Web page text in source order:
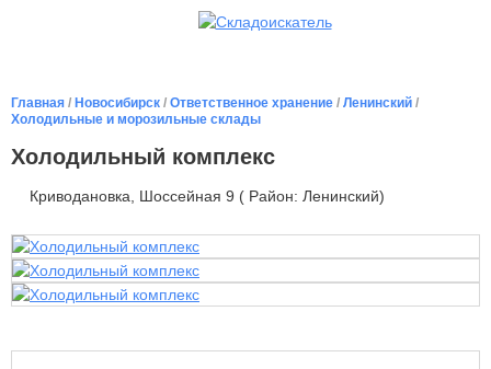
Главная / Новосибирск / Ответственное хранение / Ленинский /
Холодильные и морозильные склады
Холодильный комплекс
Криводановка, Шоссейная 9 ( Район: Ленинский)